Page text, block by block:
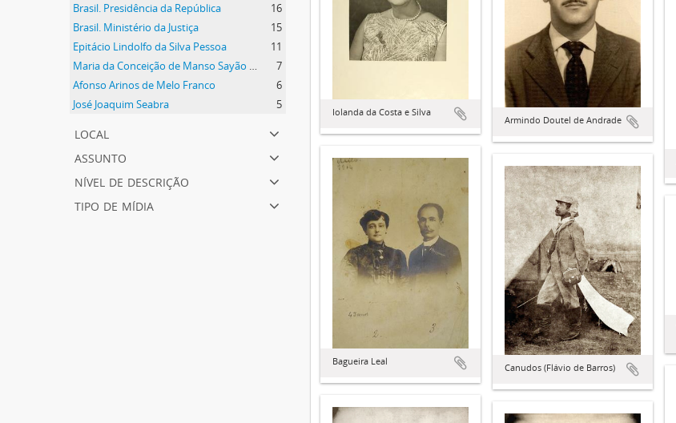
Brasil. Presidência da República
16
Brasil. Ministério da Justiça
15
Epitácio Lindolfo da Silva Pessoa
11
Maria da Conceição de Manso Sayão da Silva Pessoa
7
Afonso Arinos de Melo Franco
6
José Joaquim Seabra
5
local
assunto
nível de descrição
tipo de mídia
Iolanda da Costa e Silva
Armindo Doutel de Andrade
Bagueira Leal
Canudos (Flávio de Barros)